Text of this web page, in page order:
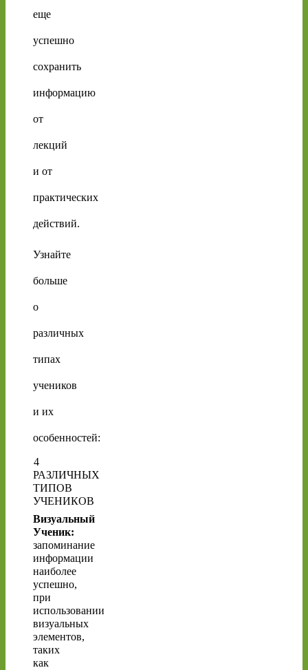
еще
успешно
сохранить
информацию
от
лекций
и от
практических
действий.
Узнайте
больше
о
различных
типах
учеников
и их
особенностей:
4
РАЗЛИЧНЫХ
ТИПОВ
УЧЕНИКОВ
Визуальный
Ученик:
запоминание
информации
наиболее
успешно,
при
использовании
визуальных
элементов,
таких
как